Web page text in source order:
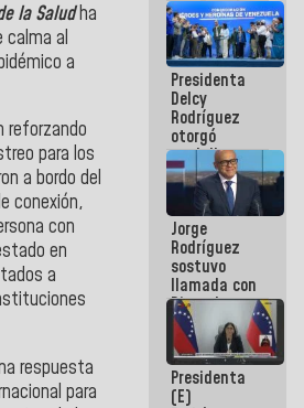
la Saludha
calma al
a
para los
a bordo del
conexión,
con
en
a
respuesta
para
con Estado
Mayor
Eléctrico
para
abordar
planes de
acción
Presidenta
Delcy
Rodríguez
otorgó
medalla
"Héroe de
Venezuela"
a servidores
públicos
Jorge
Rodríguez
sostuvo
llamada con
Dinorah
Figuera y
acuerdan
primer
encuentro
presencial
Presidenta
(E)